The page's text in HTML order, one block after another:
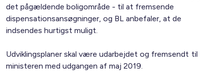
det pågældende boligområde - til at fremsende
dispensationsansøgninger, og BL anbefaler, at de
indsendes hurtigst muligt.
Udviklingsplaner skal være udarbejdet og fremsendt til
ministeren med udgangen af maj 2019.